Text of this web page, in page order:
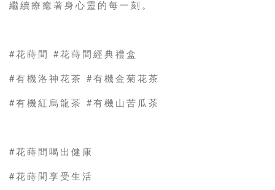
繼續療癒著身心靈的每一刻。
#花蒔間 #花蒔間經典禮盒
#有機洛神花茶 #有機金菊花茶
#有機紅烏龍茶 #有機山苦瓜茶
#花蒔間喝出健康
#花蒔間享受生活